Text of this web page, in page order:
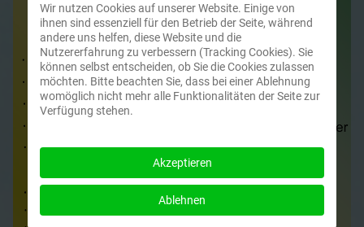
Wir nutzen Cookies auf unserer Website. Einige von
ihnen sind essenziell für den Betrieb der Seite, während
andere uns helfen, diese Website und die
Nutzererfahrung zu verbessern (Tracking Cookies). Sie
können selbst entscheiden, ob Sie die Cookies zulassen
möchten. Bitte beachten Sie, dass bei einer Ablehnung
womöglich nicht mehr alle Funktionalitäten der Seite zur
Verfügung stehen.
Akzeptieren
Ablehnen